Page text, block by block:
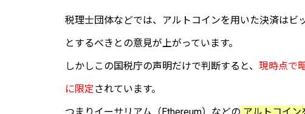
税理士団体などでは、アルトコインを用いた決済は
とするべきとの意見が上がっています。
しかしこの国税庁の声明だけで判断すると、 現時点で
に限定されています。